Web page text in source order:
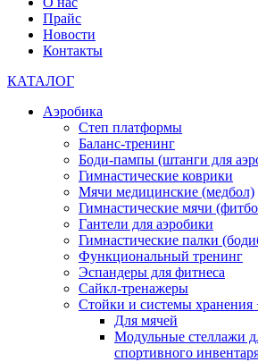
Прайс
Новости
Контакты
КАТАЛОГ
Аэробика
Степ платформы
Баланс-тренинг
Боди-пампы (штанги для
Гимнастические коврики
Мячи медицинские (медбол)
Гимнастические мячи
Гантели для аэробики
Гимнастические палки
Функциональный тренинг
Эспандеры для фитнеса
Сайкл-тренажеры
Стойки и системы хранения
Для мячей
Модульные стеллажи
спортивного